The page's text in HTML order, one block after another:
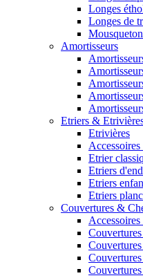
Longes
Longes de
Amortisseurs
Etriers &
Etrivières
Etrier
Etriers
Etriers
Etriers
Couvertures &